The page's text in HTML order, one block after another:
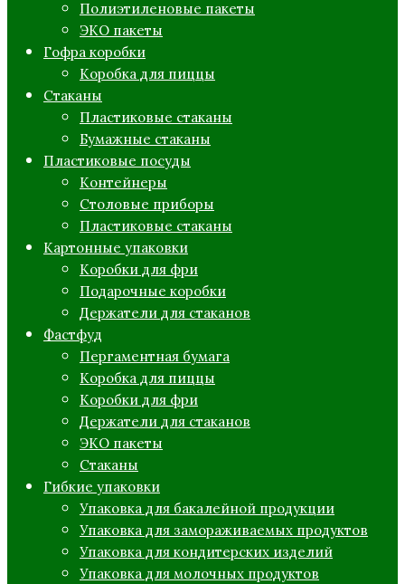
Полиэтиленовые пакеты
ЭКО пакеты
Гофра коробки
Коробка для пиццы
Стаканы
Пластиковые стаканы
Бумажные стаканы
Пластиковые посуды
Контейнеры
Столовые приборы
Пластиковые стаканы
Картонные упаковки
Коробки для фри
Подарочные коробки
Держатели для стаканов
Фастфуд
Пергаментная бумага
Коробка для пиццы
Коробки для фри
Держатели для стаканов
ЭКО пакеты
Стаканы
Гибкие упаковки
Упаковка для бакалейной продукции
Упаковка для замораживаемых продуктов
Упаковка для кондитерских изделий
Упаковка для молочных продуктов